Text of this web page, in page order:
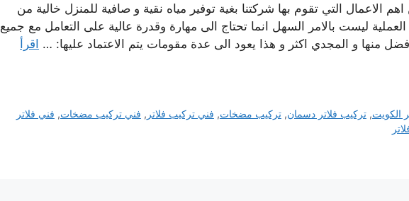
الاعمال التي تقوم بها شركتنا بغية توفير مياه نقية و صافية للمنزل خالية من
العملية ليست بالامر السهل انما تحتاج الى مهارة وقدرة عالية على التعامل مع جميع
الافضل منها و المجدي اكثر و هذا يعود الى عدة مقومات يتم الاعتماد عليها: … اقرأ
الكويت,تركيب فلاتر دسمان,تركيب مضخات, فني تركيب فلاتر , فني تركيب مضخات, فني فلاتر